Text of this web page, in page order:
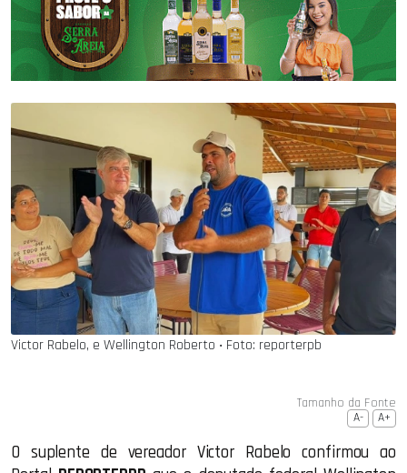
Victor Rabelo, e Wellington Roberto ‧ Foto: reporterpb
Tamanho da Fonte
A- A+
O suplente de vereador Victor Rabelo confirmou ao